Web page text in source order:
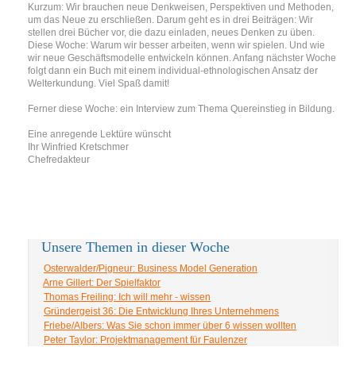
Kurzum: Wir brauchen neue Denkweisen, Perspektiven und Methoden,
um das Neue zu erschließen. Darum geht es in drei Beiträgen: Wir
stellen drei Bücher vor, die dazu einladen, neues Denken zu üben.
Diese Woche: Warum wir besser arbeiten, wenn wir spielen. Und wie
wir neue Geschäftsmodelle entwickeln können. Anfang nächster Woche
folgt dann ein Buch mit einem individual-ethnologischen Ansatz der
Welterkundung. Viel Spaß damit!
Ferner diese Woche: ein Interview zum Thema Quereinstieg in Bildung.
Eine anregende Lektüre wünscht
Ihr Winfried Kretschmer
Chefredakteur
Unsere Themen in dieser Woche
Osterwalder/Pigneur: Business Model Generation
Arne Gillert: Der Spielfaktor
Thomas Freiling: Ich will mehr - wissen
Gründergeist 36: Die Entwicklung Ihres Unternehmens
Friebe/Albers: Was Sie schon immer über 6 wissen wollten
Peter Taylor: Projektmanagement für Faulenzer